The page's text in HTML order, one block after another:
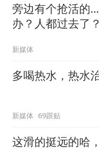
旁边有个抢活的
办？人都过去了？
新媒体
多喝热水，热水
新媒体 69跟贴
这滑的挺远的哈